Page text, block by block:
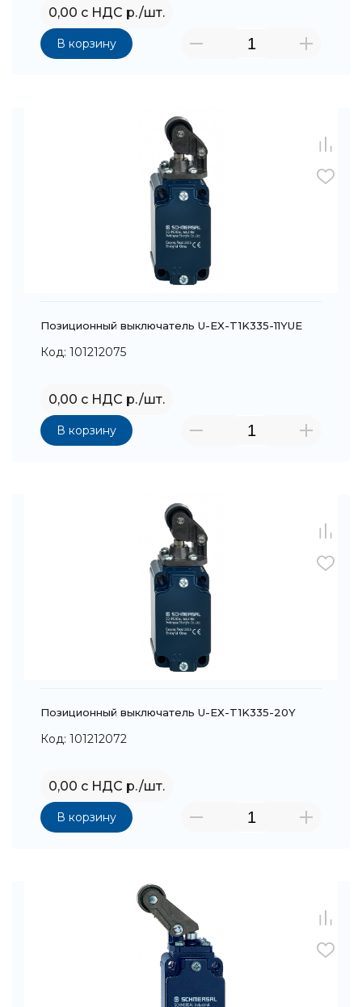
0,00 с НДС р./шт.
В корзину
Позиционный выключатель U-EX-T1K335-11YUE
Код: 101212075
0,00 с НДС р./шт.
В корзину
Позиционный выключатель U-EX-T1K335-20Y
Код: 101212072
0,00 с НДС р./шт.
В корзину